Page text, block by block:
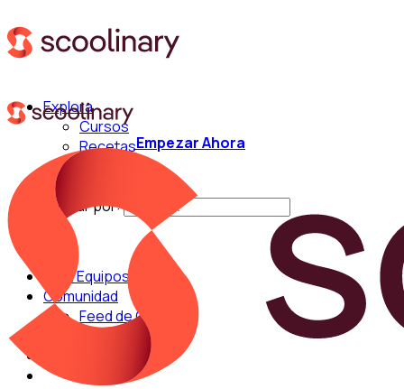
Explora
Cursos
Recetas
Buscar por:
Para Equipos
Comunidad
Feed de Cocina
Empezar Ahora